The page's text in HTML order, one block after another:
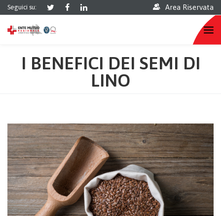
Seguici su: Area Riservata
I BENEFICI DEI SEMI DI
LINO